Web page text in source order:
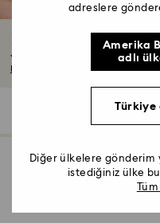
4 - Search results
Kristal Detaylı
Yıldız temalı takı
adreslere
Amerika
adlı
Türkiye
Diğer ülkelere gönderim
istediğiniz ülke